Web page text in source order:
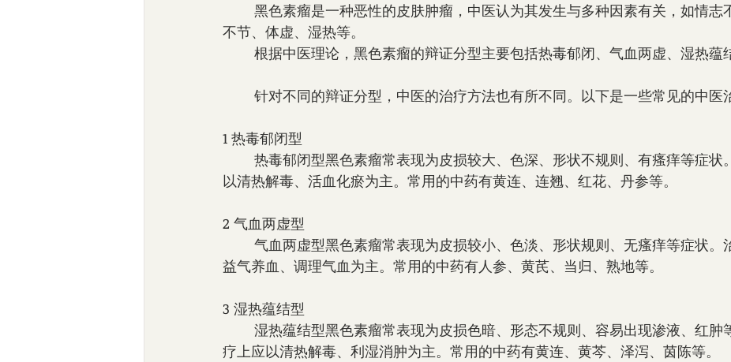
不节、体虚、湿热等。
根据中医理论，黑色素瘤的辩证分型主要包括热毒郁闭、气血两虚、湿热蕴
针对不同的辩证分型，中医的治疗方法也有所不同。以下是一些常见的中医
1 热毒郁闭型
以清热解毒、活血化瘀为主。常用的中药有黄连、连翘、红花、丹参等。
2 气血两虚型
益气养血、调理气血为主。常用的中药有人参、黄芪、当归、熟地等。
3 湿热蕴结型
疗上应以清热解毒、利湿消肿为主。常用的中药有黄连、黄芩、泽泻、茵陈等。